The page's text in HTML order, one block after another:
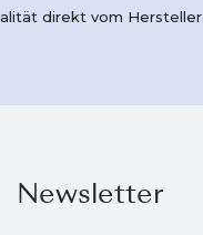
direkt vom Hersteller
Newsletter